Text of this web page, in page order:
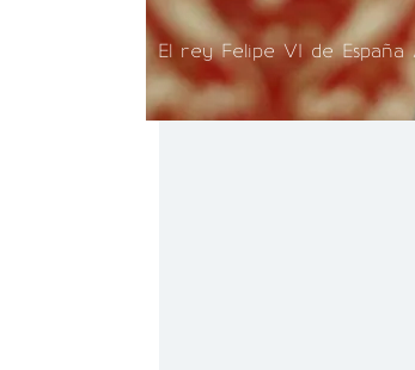
El rey Felipe VI de España